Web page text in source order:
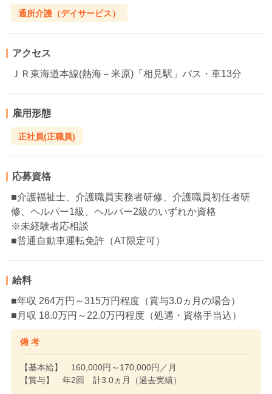
通所介護（デイサービス）
アクセス
ＪＲ東海道本線(熱海－米原)「相見駅」バス・車13分
雇用形態
正社員(正職員)
応募資格
■介護福祉士、介護職員実務者研修、介護職員初任者研
修、ヘルパー1級、ヘルパー2級のいずれか資格
※未経験者応相談
■普通自動車運転免許（AT限定可）
給料
■年収 264万円～315万円程度（賞与3.0ヵ月の場合）
■月収 18.0万円～22.0万円程度（処遇・資格手当込）
備 考
【基本給】 160,000円～170,000円／月
【賞与】 年2回 計3.0ヵ月（過去実績）